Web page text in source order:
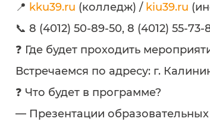
📍 kku39.ru (колледж) / kiu39.ru
📞 8 (4012) 50-89-50, 8 (4012) 55-73-
❓ Где будет проходить
Встречаемся по адресу: г.
❓ Что будет в программе?
— Презентации